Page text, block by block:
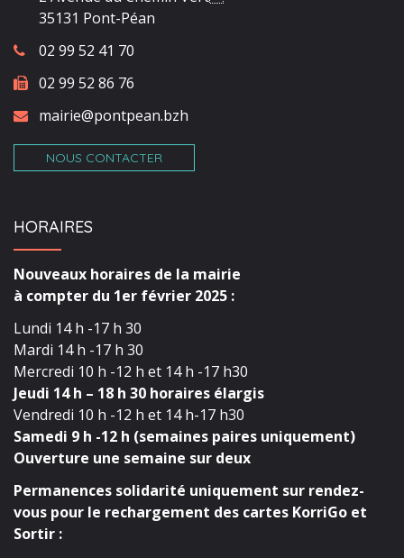
35131 Pont-Péan
02 99 52 41 70
02 99 52 86 76
mairie@pontpean.bzh
NOUS CONTACTER
HORAIRES
Nouveaux horaires de la mairie
à compter du 1er février 2025 :
Lundi 14 h -17 h 30
Mardi 14 h -17 h 30
Mercredi 10 h -12 h et 14 h -17 h30
Jeudi 14 h – 18 h 30 horaires élargis
Vendredi 10 h -12 h et 14 h-17 h30
Samedi 9 h -12 h (semaines paires uniquement)
Ouverture une semaine sur deux
Permanences solidarité uniquement sur rendez-
vous pour le rechargement des cartes KorriGo et
Sortir :